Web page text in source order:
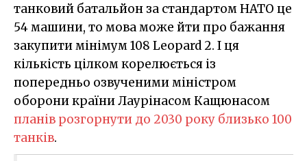
танковий батальйон за стандартом НАТО це
54 машини, то мова може йти про бажання
закупити мінімум 108 Leopard 2. І ця
кількість цілком корелюється із
попередньо озвученими міністром
оборони країни Лаурінасом Кащюнасом
планів розгорнути до 2030 року близько 100
танків.